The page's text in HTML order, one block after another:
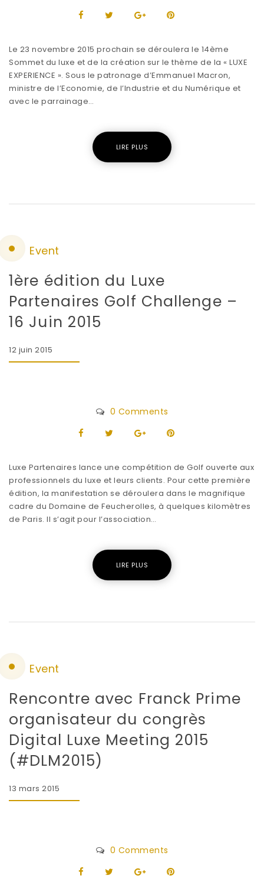
Le 23 novembre 2015 prochain se déroulera le 14ème
Sommet du luxe et de la création sur le thème de la « LUXE
EXPERIENCE ». Sous le patronage d’Emmanuel Macron,
ministre de l’Economie, de l’Industrie et du Numérique et
avec le parrainage…
LIRE PLUS
Event
1ère édition du Luxe
Partenaires Golf Challenge –
16 Juin 2015
12 juin 2015
0 Comments
Luxe Partenaires lance une compétition de Golf ouverte aux
professionnels du luxe et leurs clients. Pour cette première
édition, la manifestation se déroulera dans le magnifique
cadre du Domaine de Feucherolles, à quelques kilomètres
de Paris. Il s’agit pour l’association…
LIRE PLUS
Event
Rencontre avec Franck Prime
organisateur du congrès
Digital Luxe Meeting 2015
(#DLM2015)
13 mars 2015
0 Comments